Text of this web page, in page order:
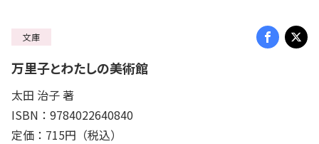
文庫
万里子とわたしの美術館
太田 治子 著
ISBN：9784022640840
定価：715円（税込）